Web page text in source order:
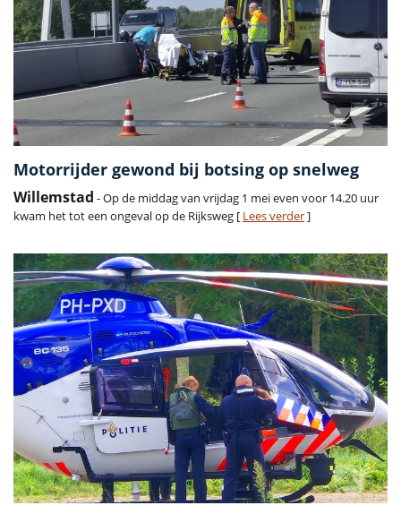
Motorrijder gewond bij botsing op snelweg
Willemstad - Op de middag van vrijdag 1 mei even voor 14.20 uur
kwam het tot een ongeval op de Rijksweg [ Lees verder]